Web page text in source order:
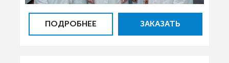
ПОДРОБНЕЕ ЗАКАЗАТЬ